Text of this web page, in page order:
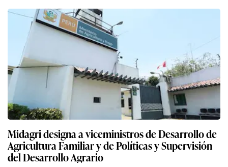
Midagri designa a viceministros de Desarrollo de
Agricultura Familiar y de Políticas y Supervisión
del Desarrollo Agrario